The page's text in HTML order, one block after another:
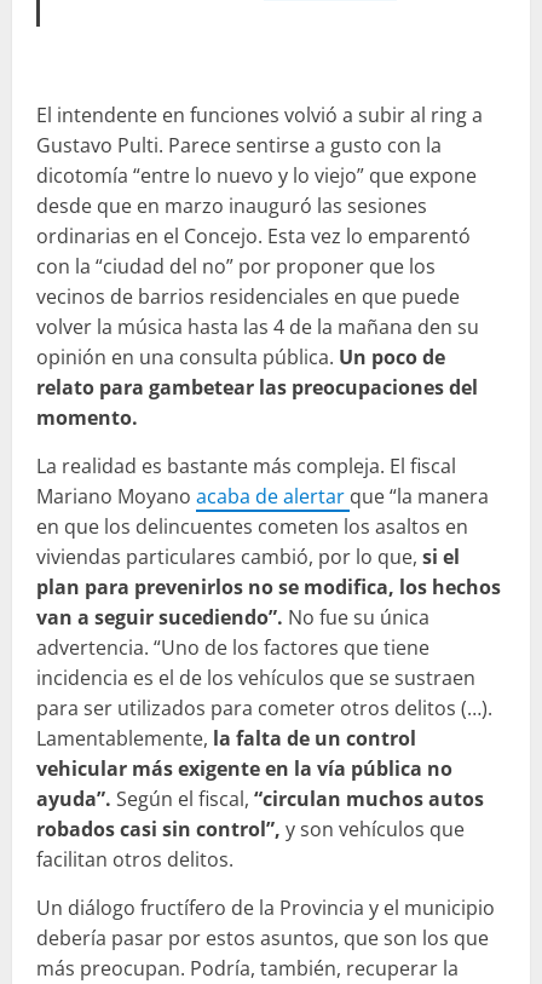
El intendente en funciones volvió a subir al ring a
Gustavo Pulti. Parece sentirse a gusto con la
dicotomía “entre lo nuevo y lo viejo” que expone
desde que en marzo inauguró las sesiones
ordinarias en el Concejo. Esta vez lo emparentó
con la “ciudad del no” por proponer que los
vecinos de barrios residenciales en que puede
volver la música hasta las 4 de la mañana den su
opinión en una consulta pública. Un poco de
relato para gambetear las preocupaciones del
momento.
La realidad es bastante más compleja. El fiscal
Mariano Moyano acaba de alertar que “la manera
en que los delincuentes cometen los asaltos en
viviendas particulares cambió, por lo que, si el
plan para prevenirlos no se modifica, los hechos
van a seguir sucediendo”. No fue su única
advertencia. “Uno de los factores que tiene
incidencia es el de los vehículos que se sustraen
para ser utilizados para cometer otros delitos (…).
Lamentablemente, la falta de un control
vehicular más exigente en la vía pública no
ayuda”. Según el fiscal, “circulan muchos autos
robados casi sin control”, y son vehículos que
facilitan otros delitos.
Un diálogo fructífero de la Provincia y el municipio
debería pasar por estos asuntos, que son los que
más preocupan. Podría, también, recuperar la